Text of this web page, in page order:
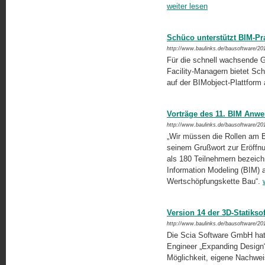
weiter lesen
Schüco unterstützt BIM-
http://www.baulinks.de/bausoftware/
Für die schnell wachsende
Facility-Managern bietet
auf der BIMobject-
Vorträge des 11. BIM
http://www.baulinks.de/bausoftware/
„Wir müssen die Rollen am
seinem Grußwort zur
als 180 Teilnehmern
Information Modeling (BIM)
Wertschöpfungskette Bau“.
Version 14 der 3D-
http://www.baulinks.de/bausoftware/
Die Scia Software GmbH
Engineer „Expanding
Möglichkeit, eigene